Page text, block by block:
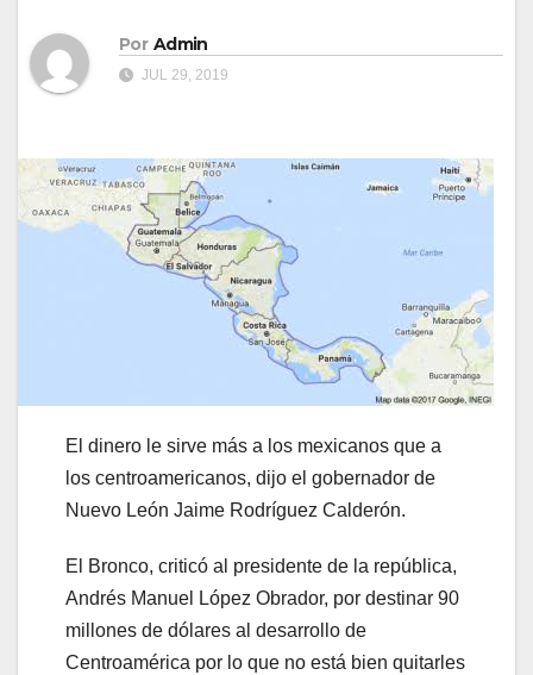
Por Admin
JUL 29, 2019
El dinero le sirve más a los mexicanos que a
los centroamericanos, dijo el gobernador de
Nuevo León Jaime Rodríguez Calderón.
El Bronco, criticó al presidente de la república,
Andrés Manuel López Obrador, por destinar 90
millones de dólares al desarrollo de
Centroamérica por lo que no está bien quitarles